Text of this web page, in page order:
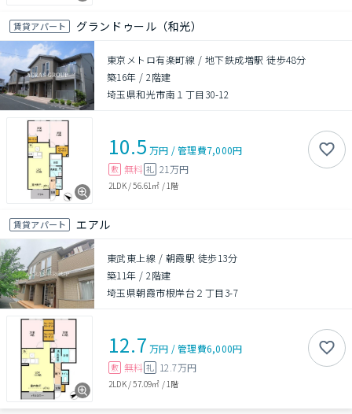
賃貸アパート グランドゥール（和光）
東京メトロ有楽町線 / 地下鉄成増駅 徒歩48分
築16年 /2階建
埼玉県和光市南１丁目30-12
10.5 万円 /管理費7,000円
敷 無料 礼 21万円
2LDK/56.61㎡ / 1階
賃貸アパート エアル
東武東上線 / 朝霞駅 徒歩13分
築11年 /2階建
埼玉県朝霞市根岸台２丁目3-7
12.7 万円 /管理費6,000円
敷 無料 礼 12.7万円
2LDK/57.09㎡ / 1階